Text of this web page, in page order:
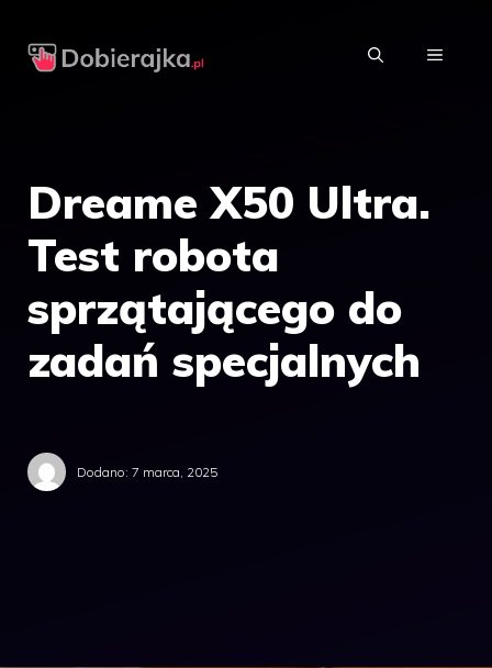
MENU
Dreame X50 Ultra.
Test robota
sprzątającego do
zadań specjalnych
Dodano: 7 marca, 2025